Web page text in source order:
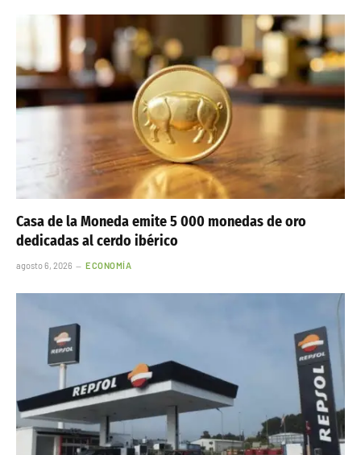
Casa de la Moneda emite 5 000 monedas de oro
dedicadas al cerdo ibérico
agosto 6, 2026 ECONOMÍA